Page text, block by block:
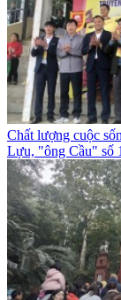
Chất lượng cuộc
Lựu, "ông Cầu" số